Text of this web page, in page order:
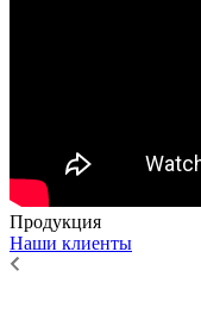
Продукция
Наши клиенты